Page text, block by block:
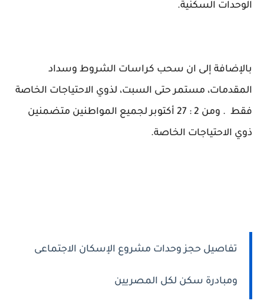
الوحدات السكنية.
بالإضافة إلى ان سحب كراسات الشروط وسداد
المقدمات، مستمر حتى السبت، لذوي الاحتياجات الخاصة
فقط . ومن 2 : 27 أكتوبر لجميع المواطنين متضمنين
ذوي الاحتياجات الخاصة.
تفاصيل حجز وحدات مشروع الإسكان الاجتماعى
ومبادرة سكن لكل المصريين